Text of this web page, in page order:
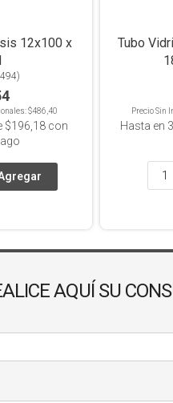
12x100 x
)
$486,40
$196,18 con
Tubo
Precio Sin
Hasta en 3
AQUÍ SU